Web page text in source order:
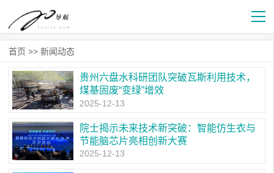
首页 >> 新闻动态
贵州六盘水科研团队突破瓦斯利用技术，
煤基固废“变绿”增效
2025-12-13
院士揭示未来技术新突破：智能仿生衣与
节能脑芯片亮相创新大赛
2025-12-13